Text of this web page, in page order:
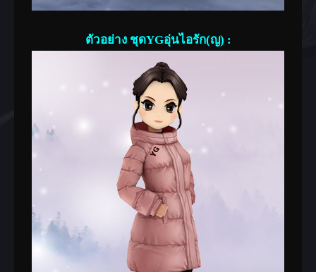
ตัวอย่าง ชุดYGอุ่นไอรัก(ญ) :